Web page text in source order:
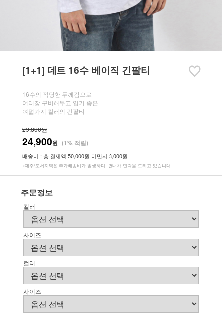
[1+1] 데트 16수 베이직 긴팔티
16수의 적당한 두께감으로
여러장 구비해두고 입기 좋은
여덟가지 컬러의 긴팔티
29,800원
24,900원 (1% 적립)
배송비 : 총 결제액 50,000원 미만시 3,000원
※제주/도서지역은 추가배송비가 발생하며, 안내차 연락을 드리고 있습니다.
주문정보
컬러
사이즈
컬러
사이즈